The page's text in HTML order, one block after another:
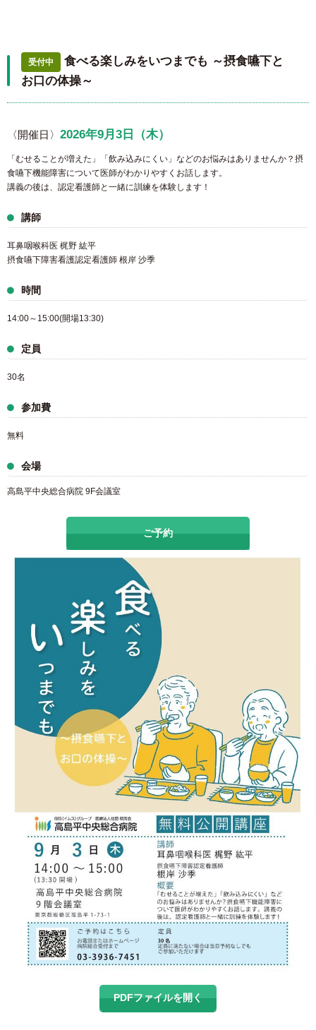
受付中
食べる楽しみをいつまでも ～摂食嚥下と
お口の体操～
〈開催日〉 2026年9月3日（木）
「むせることが増えた」「飲み込みにくい」などのお悩みはありませんか？摂
食嚥下機能障害について医師がわかりやすくお話します。
講義の後は、認定看護師と一緒に訓練を体験します！
講師
耳鼻咽喉科医 梶野 紘平
摂食嚥下障害看護認定看護師 根岸 沙季
時間
14:00～15:00(開場13:30)
定員
30名
参加費
無料
会場
高島平中央総合病院 9F会議室
ご予約
PDFファイルを開く